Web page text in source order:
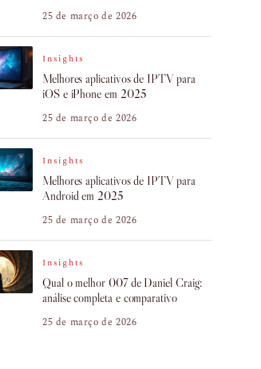
25 de março de 2026
Insights
Melhores aplicativos de IPTV para
iOS e iPhone em 2025
25 de março de 2026
Insights
Melhores aplicativos de IPTV para
Android em 2025
25 de março de 2026
Insights
Qual o melhor 007 de Daniel Craig:
análise completa e comparativo
25 de março de 2026